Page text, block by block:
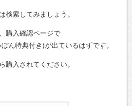
検索してみましょう。
購入確認ページで
ん特典付き)が出ているはずです。
購入されてください。